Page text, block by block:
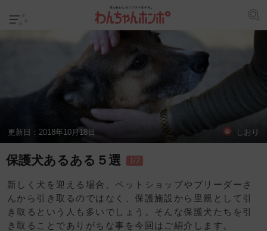
更新日： 2018年10月18日 しおり
保護犬あるある５選 1/2
新しく犬を迎える場合、ペットショップやブリーダーさ
んから引き取るのではなく、保護施設から里親として引
き取るという人も多いでしょう。そんな保護犬たちを引
き取ることでありがちな事を今回はご紹介します。